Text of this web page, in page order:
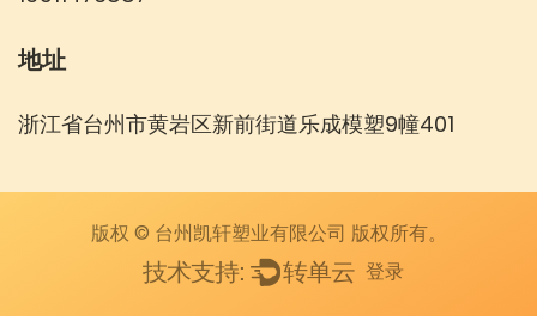
地址
浙江省台州市黄岩区新前街道乐成模塑9幢401
版权 © 台州凯轩塑业有限公司 版权所有。
登录